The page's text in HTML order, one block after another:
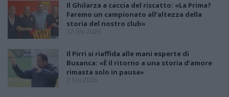
Il Ghilarza a caccia del riscatto: «La Prima?
Faremo un campionato all’altezza della
storia del nostro club»
22 Giu 2026
Il Pirri si riaffida alle mani esperte di
Busanca: «Ė il ritorno a una storia d’amore
rimasta solo in pausa»
2 Giu 2026